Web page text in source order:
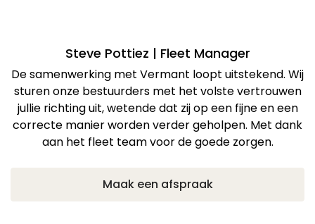
Steve Pottiez | Fleet Manager
De samenwerking met Vermant loopt uitstekend. Wij
sturen onze bestuurders met het volste vertrouwen
jullie richting uit, wetende dat zij op een fijne en een
correcte manier worden verder geholpen. Met dank
aan het fleet team voor de goede zorgen.
Maak een afspraak